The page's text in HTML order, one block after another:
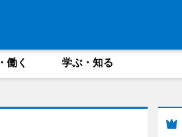
働く 学ぶ・知る